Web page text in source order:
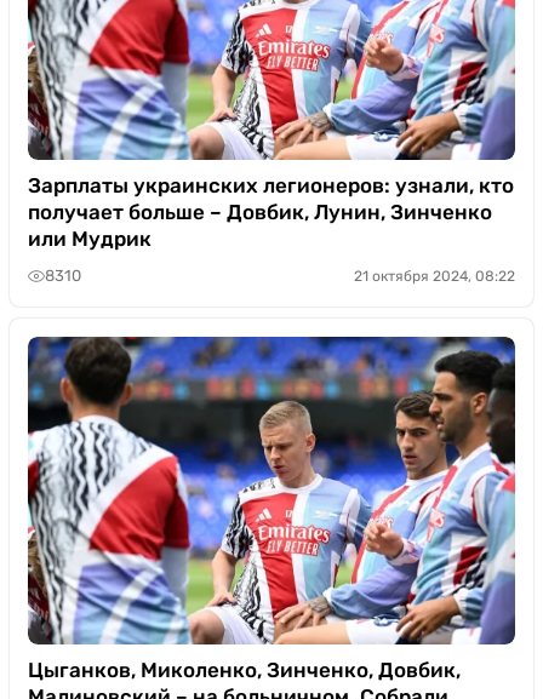
Зарплаты украинских легионеров: узнали, кто
получает больше – Довбик, Лунин, Зинченко
или Мудрик
8310 21 октября 2024, 08:22
Цыганков, Миколенко, Зинченко, Довбик,